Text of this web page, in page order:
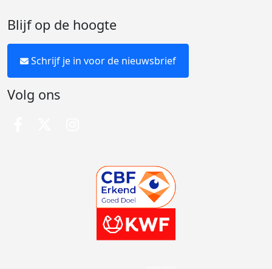
Blijf op de hoogte
Schrijf je in voor de nieuwsbrief
Volg ons